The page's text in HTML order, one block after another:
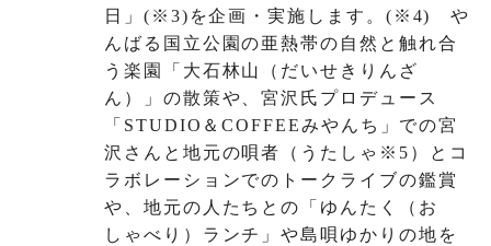
日」(※3)を企画・実施します。(※4) や
んばる国立公園の亜熱帯の自然と触れ合
う楽園「大石林山（だいせきりんざ
ん）」の散策や、宮沢氏プロデュース
「STUDIO＆COFFEEみやんち」での宮
沢さんと地元の唄者（うたしゃ※5）とコ
ラボレーションでのトークライブの鑑賞
や、地元の人たちとの「ゆんたく（お
しゃべり）ランチ」や島唄ゆかりの地を